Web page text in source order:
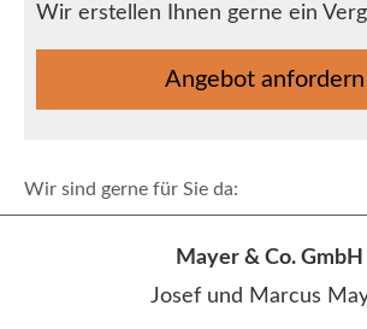
Wir erstellen Ihnen gerne ein
An­ge­bot an­for­dern
Wir sind gerne für Sie da:
Mayer & Co. GmbH
Josef und Marcus